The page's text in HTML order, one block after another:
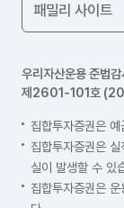
우리자산운용 준법
제2601-101호
집합투자증권은
집합투자증권은
실이 발생할 수 있
집합투자증권은